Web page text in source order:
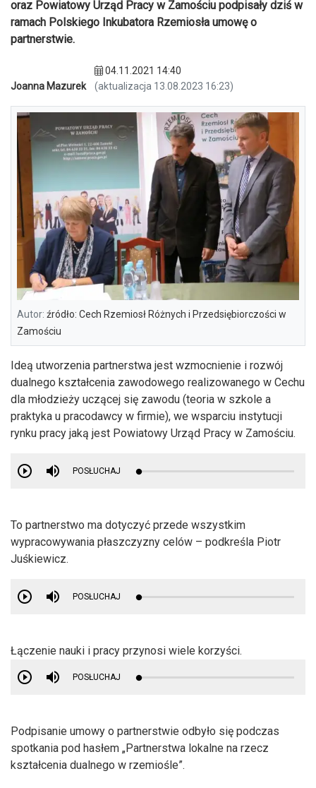
oraz Powiatowy Urząd Pracy w Zamościu podpisały dziś w
ramach Polskiego Inkubatora Rzemiosła umowę o
partnerstwie.
Joanna Mazurek
04.11.2021 14:40
(aktualizacja 13.08.2023 16:23)
Autor: źródło: Cech Rzemiosł Różnych i Przedsiębiorczości w
Zamościu
Ideą utworzenia partnerstwa jest wzmocnienie i rozwój
dualnego kształcenia zawodowego realizowanego w Cechu
dla młodzieży uczącej się zawodu (teoria w szkole a
praktyka u pracodawcy w firmie), we wsparciu instytucji
rynku pracy jaką jest Powiatowy Urząd Pracy w Zamościu.
POSŁUCHAJ
To partnerstwo ma dotyczyć przede wszystkim
wypracowywania płaszczyzny celów – podkreśla Piotr
Juśkiewicz.
POSŁUCHAJ
Łączenie nauki i pracy przynosi wiele korzyści.
POSŁUCHAJ
Podpisanie umowy o partnerstwie odbyło się podczas
spotkania pod hasłem „Partnerstwa lokalne na rzecz
kształcenia dualnego w rzemiośle”.